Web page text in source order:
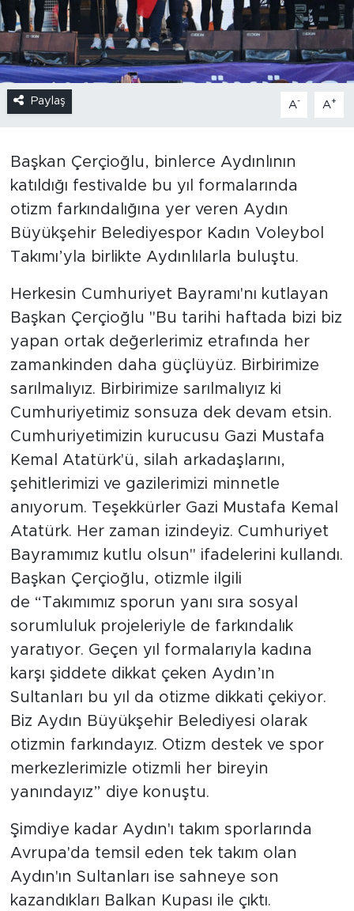
Paylaş A- A+
Başkan Çerçioğlu, binlerce Aydınlının
katıldığı festivalde bu yıl formalarında
otizm farkındalığına yer veren Aydın
Büyükşehir Belediyespor Kadın Voleybol
Takımı’yla birlikte Aydınlılarla buluştu.
Herkesin Cumhuriyet Bayramı'nı kutlayan
Başkan Çerçioğlu "Bu tarihi haftada bizi biz
yapan ortak değerlerimiz etrafında her
zamankinden daha güçlüyüz. Birbirimize
sarılmalıyız. Birbirimize sarılmalıyız ki
Cumhuriyetimiz sonsuza dek devam etsin.
Cumhuriyetimizin kurucusu Gazi Mustafa
Kemal Atatürk'ü, silah arkadaşlarını,
şehitlerimizi ve gazilerimizi minnetle
anıyorum. Teşekkürler Gazi Mustafa Kemal
Atatürk. Her zaman izindeyiz. Cumhuriyet
Bayramımız kutlu olsun" ifadelerini kullandı.
Başkan Çerçioğlu, otizmle ilgili
de “Takımımız sporun yanı sıra sosyal
sorumluluk projeleriyle de farkındalık
yaratıyor. Geçen yıl formalarıyla kadına
karşı şiddete dikkat çeken Aydın’ın
Sultanları bu yıl da otizme dikkati çekiyor.
Biz Aydın Büyükşehir Belediyesi olarak
otizmin farkındayız. Otizm destek ve spor
merkezlerimizle otizmli her bireyin
yanındayız” diye konuştu.
Şimdiye kadar Aydın'ı takım sporlarında
Avrupa'da temsil eden tek takım olan
Aydın'ın Sultanları ise sahneye son
kazandıkları Balkan Kupası ile çıktı.